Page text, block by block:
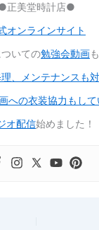
正美堂時計店●
オンラインサイト
いての勉強会動画
、メンテナンスも
への衣装協力もし
オ配信始めました！